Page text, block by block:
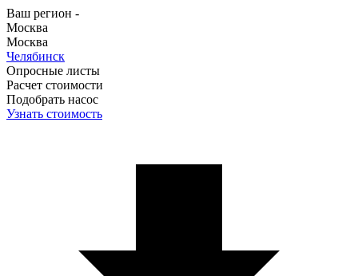
Ваш регион -
Москва
Москва
Челябинск
Опросные листы
Расчет стоимости
Подобрать насос
Узнать стоимость